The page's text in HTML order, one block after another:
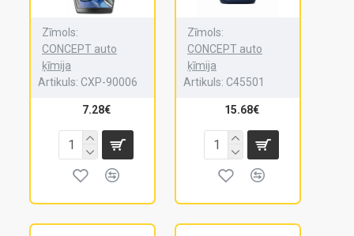
Zīmols:
CONCEPT auto
ķīmija
Artikuls: CXP-90006
7.28€
Zīmols:
CONCEPT auto
ķīmija
Artikuls: C45501
15.68€